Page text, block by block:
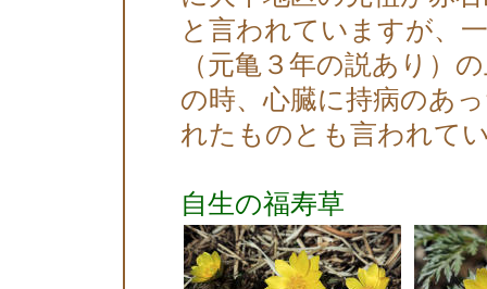
と言われていますが、
（元亀３年の説あり）
の時、心臓に持病のあ
れたものとも言われて
自生の福寿草